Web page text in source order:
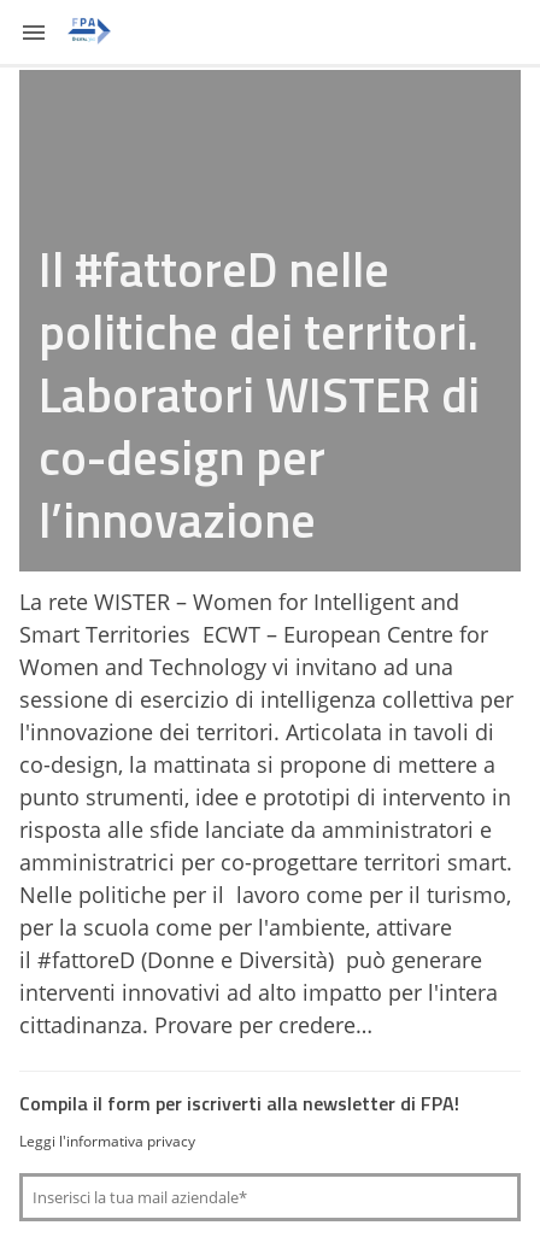
Il #fattoreD nelle
politiche dei territori.
Laboratori WISTER di
co-design per
l’innovazione
La rete WISTER – Women for Intelligent and
Smart Territories ECWT – European Centre for
Women and Technology vi invitano ad una
sessione di esercizio di intelligenza collettiva per
l'innovazione dei territori. Articolata in tavoli di
co-design, la mattinata si propone di mettere a
punto strumenti, idee e prototipi di intervento in
risposta alle sfide lanciate da amministratori e
amministratrici per co-progettare territori smart.
Nelle politiche per il lavoro come per il turismo,
per la scuola come per l'ambiente, attivare
il #fattoreD (Donne e Diversità) può generare
interventi innovativi ad alto impatto per l'intera
cittadinanza. Provare per credere…
Compila il form per iscriverti alla newsletter di FPA!
Leggi l'informativa privacy